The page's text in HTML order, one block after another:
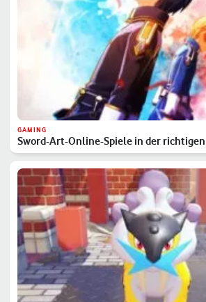
GAMING
Sword-Art-Online-Spiele in der